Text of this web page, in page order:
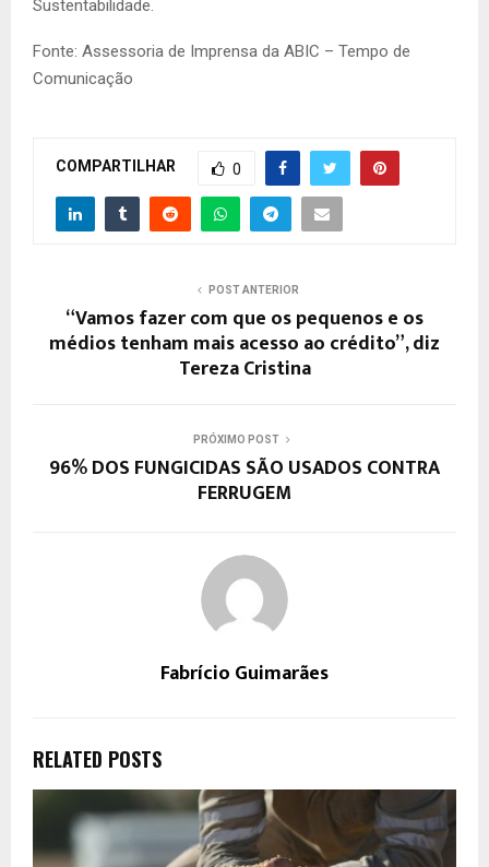
Sustentabilidade.
Fonte: Assessoria de Imprensa da ABIC – Tempo de
Comunicação
COMPARTILHAR 0
POST ANTERIOR
“Vamos fazer com que os pequenos e os
médios tenham mais acesso ao crédito”, diz
Tereza Cristina
PRÓXIMO POST
96% DOS FUNGICIDAS SÃO USADOS CONTRA
FERRUGEM
Fabrício Guimarães
RELATED POSTS